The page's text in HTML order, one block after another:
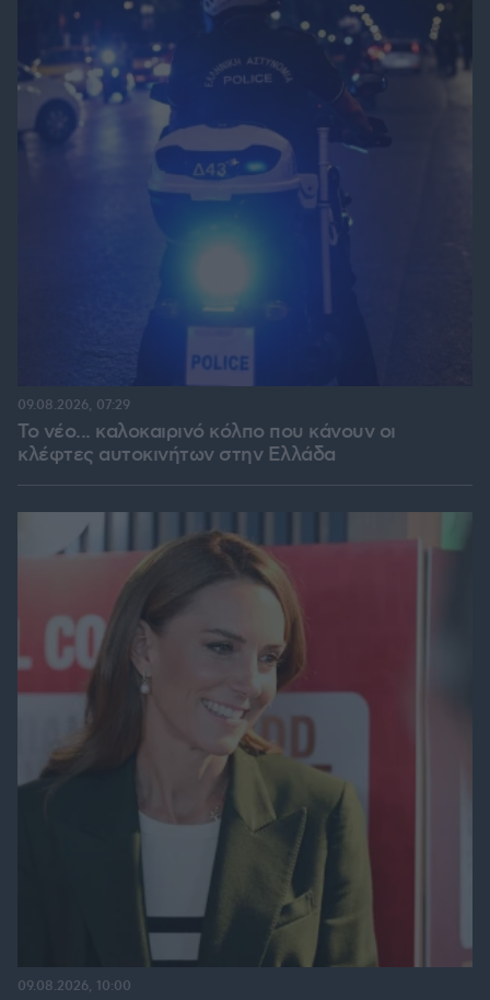
Το νέο... καλοκαιρινό κόλπο που κάνουν οι
κλέφτες αυτοκινήτων στην Ελλάδα
09.08.2026, 07:29
09.08.2026, 10:00